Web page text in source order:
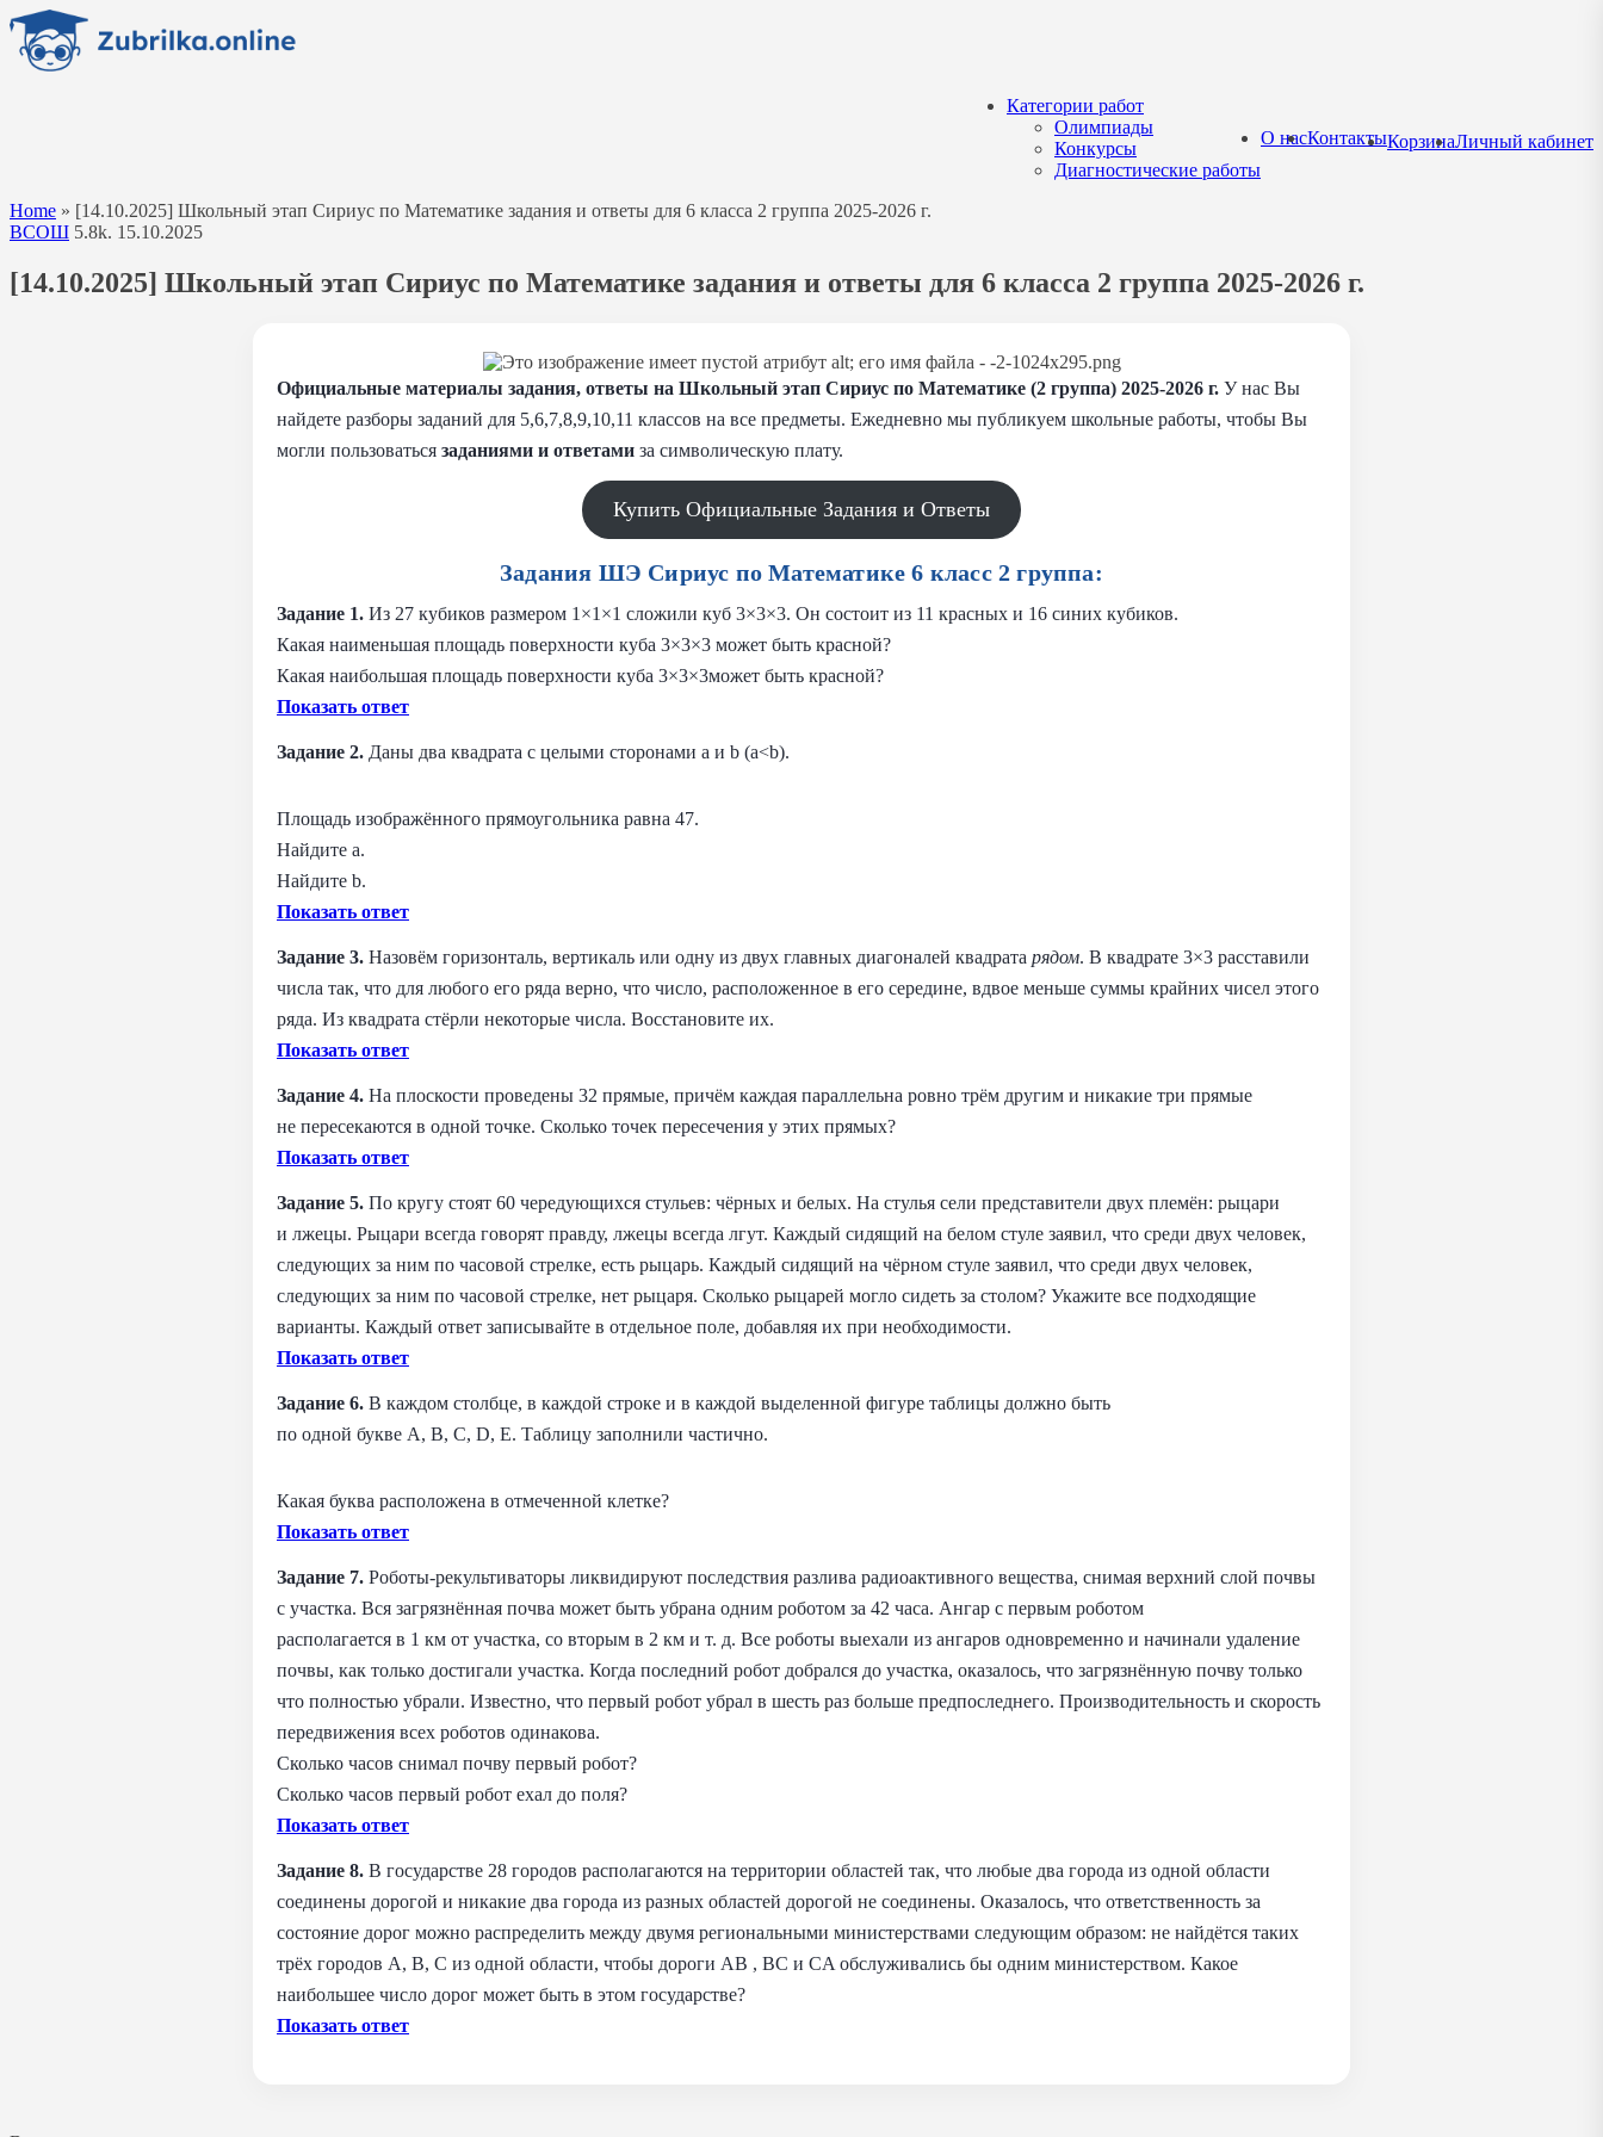
Перейти
содержанию
Категории работ
Олимпиады
Конкурсы
Диагностические работы
О насКонтактыКорзинаЛичный кабинет
Home » [14.10.2025] Школьный этап Сириус по Математике задания и ответы для 6 класса 2 группа 2025-2026 г.
ВСОШ 5.8k. 15.10.2025
[14.10.2025] Школьный этап Сириус по Математике задания и ответы для 6 класса 2 группа 2025-2026 г.
Официальные материалы задания, ответы на Школьный этап Сириус по Математике (2 группа) 2025-2026 г. У нас Вы
найдете разборы заданий для 5,6,7,8,9,10,11 классов на все предметы. Ежедневно мы публикуем школьные работы, чтобы Вы
могли пользоваться заданиями и ответами за символическую плату.
Купить Официальные Задания и Ответы
Задания ШЭ Сириус по Математике 6 класс 2 группа:
Задание 1. Из 27 кубиков размером 1×1×1 сложили куб 3×3×3. Он состоит из 11 красных и 16 синих кубиков.
Какая наименьшая площадь поверхности куба 3×3×3 может быть красной?
Какая наибольшая площадь поверхности куба 3×3×3может быть красной?
Показать ответ
Задание 2. Даны два квадрата с целыми сторонами a и b (a<b).
Площадь изображённого прямоугольника равна 47.
Найдите a.
Найдите b.
Показать ответ
Задание 3. Назовём горизонталь, вертикаль или одну из двух главных диагоналей квадрата рядом. В квадрате 3×3 расставили
числа так, что для любого его ряда верно, что число, расположенное в его середине, вдвое меньше суммы крайних чисел этого
ряда. Из квадрата стёрли некоторые числа. Восстановите их.
Показать ответ
Задание 4. На плоскости проведены 32 прямые, причём каждая параллельна ровно трём другим и никакие три прямые
не пересекаются в одной точке. Сколько точек пересечения у этих прямых?
Показать ответ
Задание 5. По кругу стоят 60 чередующихся стульев: чёрных и белых. На стулья сели представители двух племён: рыцари
и лжецы. Рыцари всегда говорят правду, лжецы всегда лгут. Каждый сидящий на белом стуле заявил, что среди двух человек,
следующих за ним по часовой стрелке, есть рыцарь. Каждый сидящий на чёрном стуле заявил, что среди двух человек,
следующих за ним по часовой стрелке, нет рыцаря. Сколько рыцарей могло сидеть за столом? Укажите все подходящие
варианты. Каждый ответ записывайте в отдельное поле, добавляя их при необходимости.
Показать ответ
Задание 6. В каждом столбце, в каждой строке и в каждой выделенной фигуре таблицы должно быть
по одной букве A, B, C, D, E. Таблицу заполнили частично.
Какая буква расположена в отмеченной клетке?
Показать ответ
Задание 7. Роботы‑рекультиваторы ликвидируют последствия разлива радиоактивного вещества, снимая верхний слой почвы
с участка. Вся загрязнённая почва может быть убрана одним роботом за 42 часа. Ангар с первым роботом
располагается в 1 км от участка, со вторым в 2 км и т. д. Все роботы выехали из ангаров одновременно и начинали удаление
почвы, как только достигали участка. Когда последний робот добрался до участка, оказалось, что загрязнённую почву только
что полностью убрали. Известно, что первый робот убрал в шесть раз больше предпоследнего. Производительность и скорость
передвижения всех роботов одинакова.
Сколько часов снимал почву первый робот?
Сколько часов первый робот ехал до поля?
Показать ответ
Задание 8. В государстве 28 городов располагаются на территории областей так, что любые два города из одной области
соединены дорогой и никакие два города из разных областей дорогой не соединены. Оказалось, что ответственность за
состояние дорог можно распределить между двумя региональными министерствами следующим образом: не найдётся таких
трёх городов A, B, C из одной области, чтобы дороги AB , BC и CA обслуживались бы одним министерством. Какое
наибольшее число дорог может быть в этом государстве?
Показать ответ